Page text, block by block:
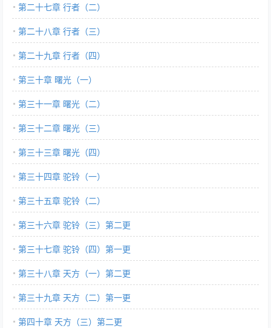
第二十七章 行者（二）
第二十八章 行者（三）
第二十九章 行者（四）
第三十章 曙光（一）
第三十一章 曙光（二）
第三十二章 曙光（三）
第三十三章 曙光（四）
第三十四章 驼铃（一）
第三十五章 驼铃（二）
第三十六章 驼铃（三）第二更
第三十七章 驼铃（四）第一更
第三十八章 天方（一）第二更
第三十九章 天方（二）第一更
第四十章 天方（三）第二更